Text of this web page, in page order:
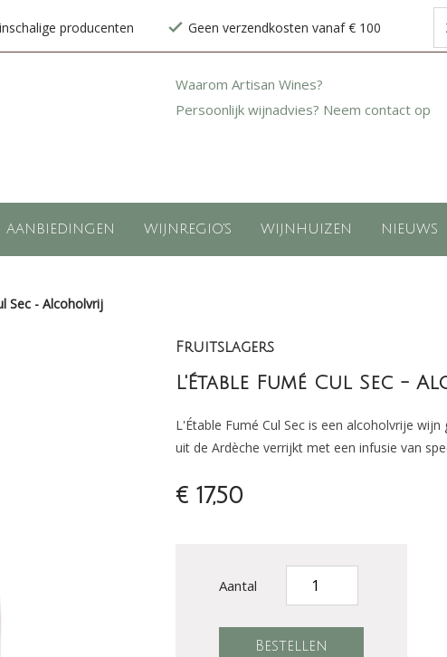
producenten Geen verzendkosten vanaf € 100
Waarom Artisan Wines?
Persoonlijk wijnadvies? Neem contact op
AANBIEDINGEN WIJNREGIO'S WIJNHUIZEN NIEUWS
Sec - Alcoholvrij
Fruitslagers
L'Étable Fumé Cul Sec -
L'Étable Fumé Cul Sec is een alcoholvrije
uit de Ardèche verrijkt met een infusie van
€ 17,50
Aantal